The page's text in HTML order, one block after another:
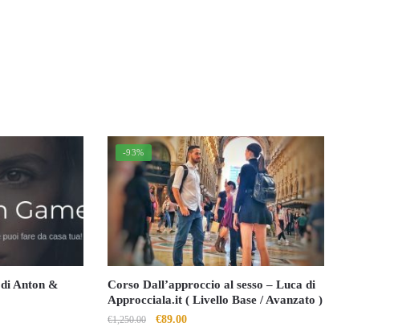
di Anton &
-93%
Corso Dall’approccio al sesso – Luca di
Approcciala.it ( Livello Base / Avanzato )
€1,250.00 Il
€89.00Il